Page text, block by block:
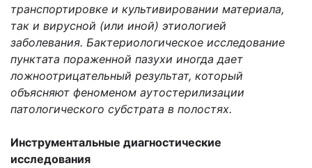
транспортировке и культивировании материала,
так и вирусной (или иной) этиологией
заболевания. Бактериологическое исследование
пунктата пораженной пазухи иногда дает
ложноотрицательный результат, который
объясняют феноменом аутостерилизации
патологического субстрата в полостях.
Инструментальные диагностические
исследования